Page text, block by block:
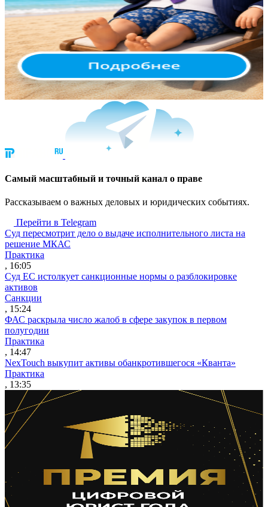
Cамый масштабный и точный канал о праве
Рассказываем о важных деловых и юридических событиях.
Перейти в Telegram
Суд пересмотрит дело о выдаче исполнительного листа на
решение МКАС
Практика
, 16:05
Суд ЕС истолкует санкционные нормы о разблокировке
активов
Санкции
, 15:24
ФАС раскрыла число жалоб в сфере закупок в первом
полугодии
Практика
, 14:47
NexTouch выкупит активы обанкротившегося «Кванта»
Практика
, 13:35